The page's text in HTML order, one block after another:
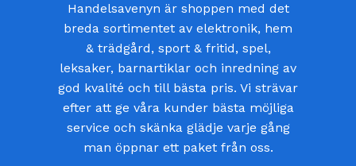
Handelsavenyn är shoppen med det
breda sortimentet av elektronik, hem
& trädgård, sport & fritid, spel,
leksaker, barnartiklar och inredning av
god kvalité och till bästa pris. Vi strävar
efter att ge våra kunder bästa möjliga
service och skänka glädje varje gång
man öppnar ett paket från oss.